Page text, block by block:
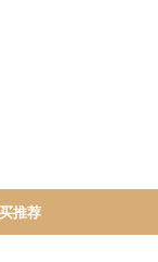
推荐